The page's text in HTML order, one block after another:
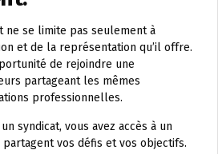
ne se limite pas seulement à
et de la représentation qu’il offre.
de rejoindre une
partageant les mêmes
professionnelles.
syndicat, vous avez accès à un
vos défis et vos objectifs.